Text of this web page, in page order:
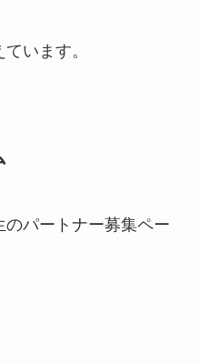
います。
パートナー募集ペー